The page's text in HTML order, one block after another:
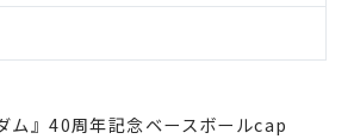
ム』40周年記念ベースボールcap